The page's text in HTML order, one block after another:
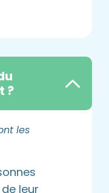
?
les
leur